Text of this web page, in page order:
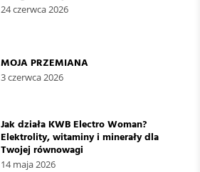
24 czerwca 2026
MOJA PRZEMIANA
3 czerwca 2026
Jak działa KWB Electro Woman?
Elektrolity, witaminy i minerały dla
Twojej równowagi
14 maja 2026